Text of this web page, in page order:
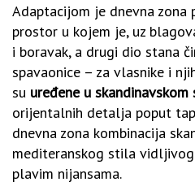
Adaptacijom je dnevna zona
prostor u kojem je, uz
i boravak, a drugi dio stana
spavaonice – za vlasnike i
su uređene u
orijentalnih detalja poput
dnevna zona kombinacija
mediteranskog stila
plavim nijansama.